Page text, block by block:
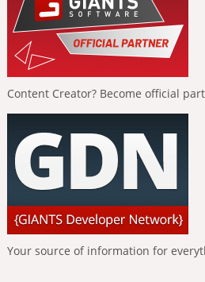
Content Creator? Become official
Your source of information for